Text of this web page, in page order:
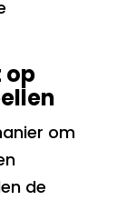
op
om
de